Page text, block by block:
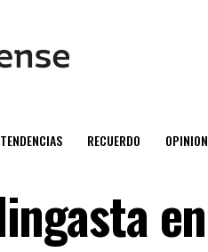
TENDENCIAS RECUERDO OPINION
en